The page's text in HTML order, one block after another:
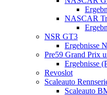
NASCAR
NSR GT3
Ergebnisse
Pre59 Grand Prix
Ergebnisse
Revoslot
Scaleauto
Scaleauto